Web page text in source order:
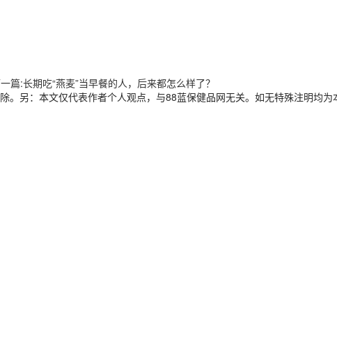
篇:长期吃“燕麦”当早餐的人，后来都怎么样了？
。另：本文仅代表作者个人观点，与88蓝保健品网无关。如无特殊注明均